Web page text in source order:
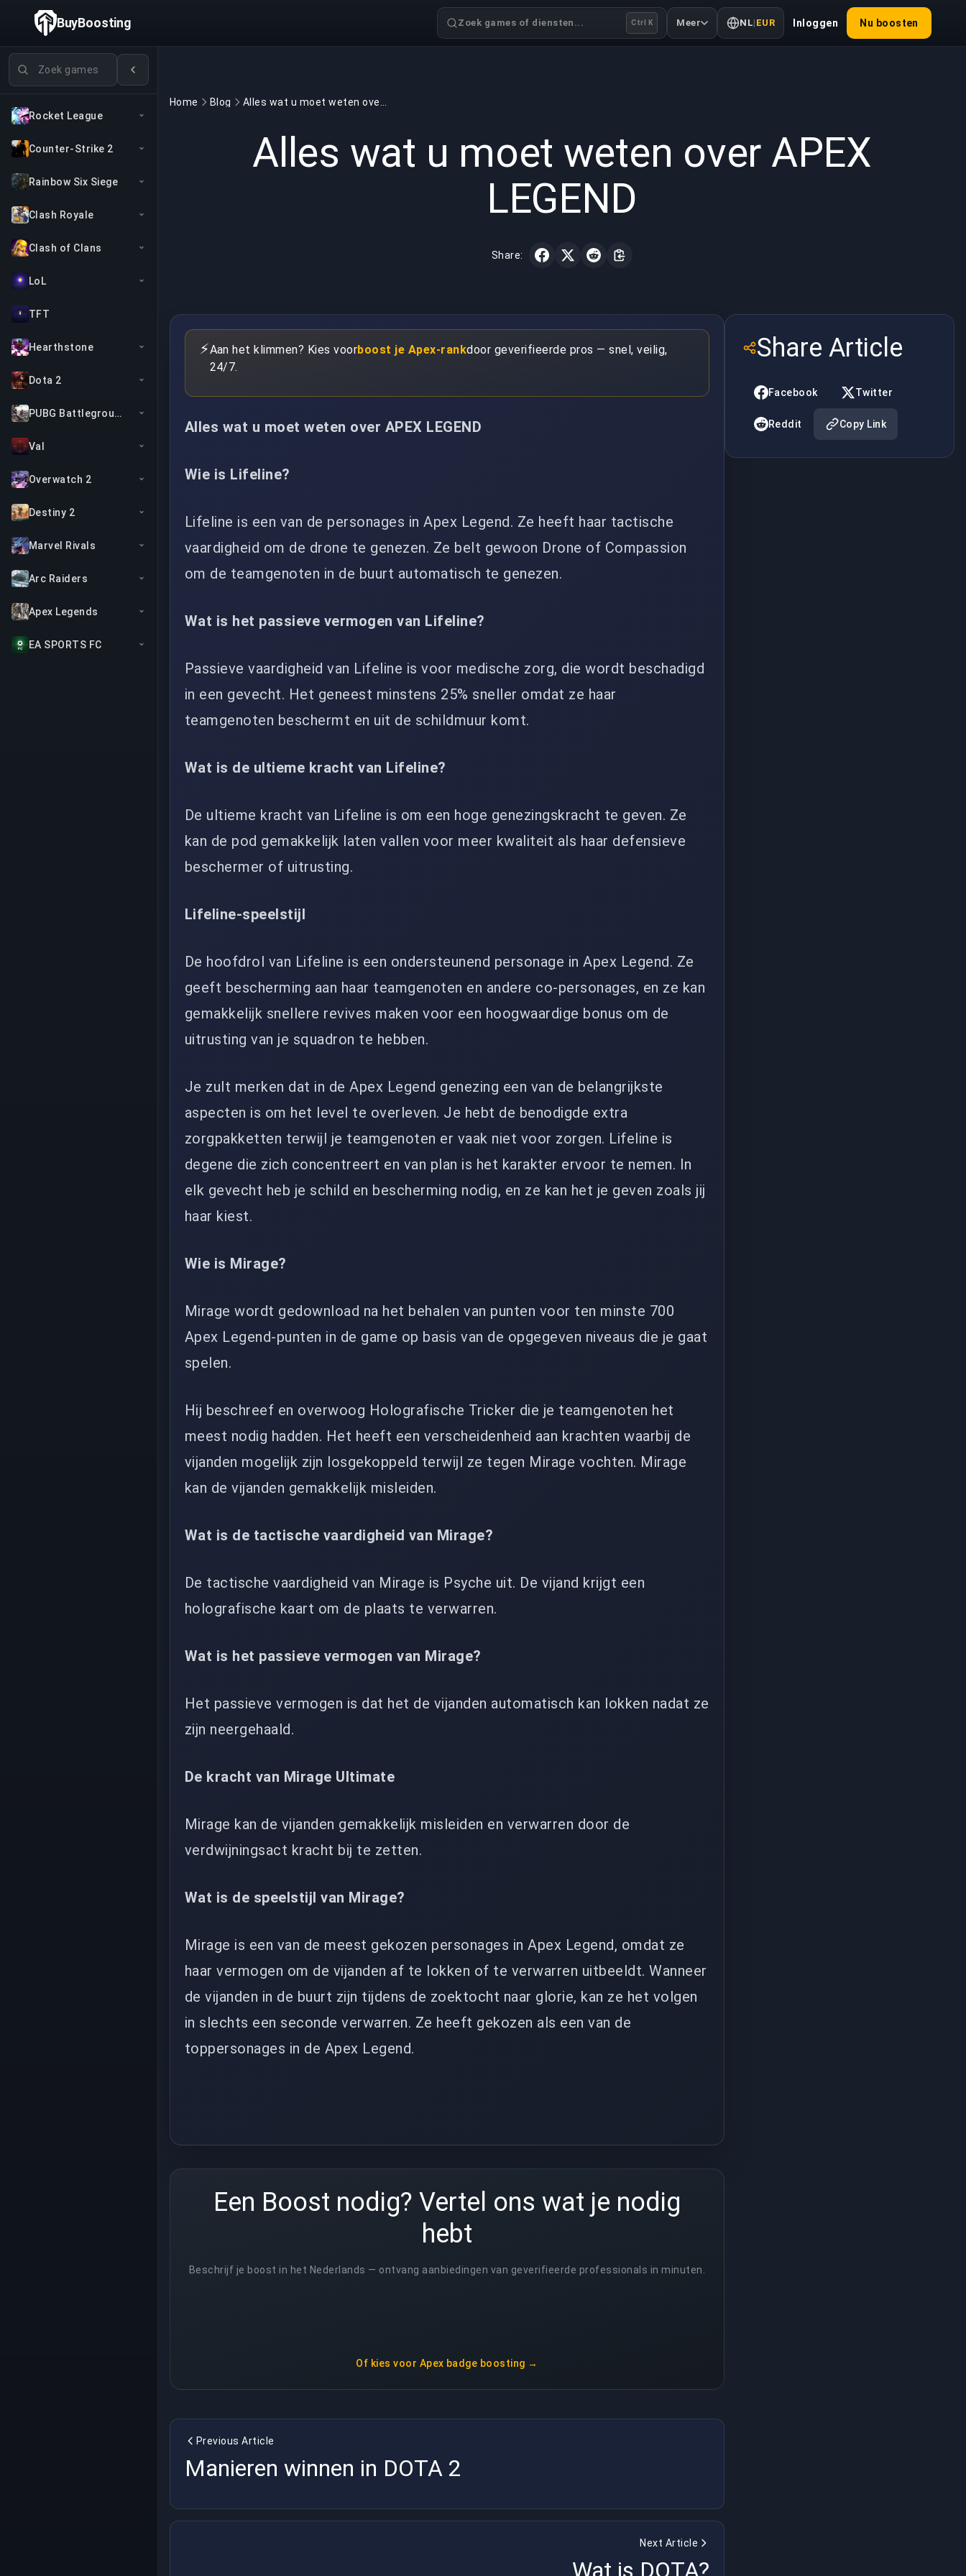
Games zoeken
Rocket League
Counter-Strike 2
Rainbow Six Siege
Clash Royale
Clash of Clans
LoL
TFT
Hearthstone
Dota 2
PUBG Battlegrounds
Val
Overwatch 2
Destiny 2
Marvel Rivals
Arc Raiders
Apex Legends
EA SPORTS FC
BuyBoosting Zoek games of diensten... Ctrl K Meer NL| EUR Inloggen Nu boosten
Home Blog
Alles wat u moet weten over APEX
LEGEND
Share:
⚡Aan het klimmen? Kies voorboost je Apex-rankdoor geverifieerde pros — snel, veilig,
24/7.
Alles wat u moet weten over APEX LEGEND
Wie is Lifeline?
Lifeline is een van de personages in Apex Legend. Ze heeft haar tactische
vaardigheid om de drone te genezen. Ze belt gewoon Drone of Compassion
om de teamgenoten in de buurt automatisch te genezen.
Wat is het passieve vermogen van Lifeline?
Passieve vaardigheid van Lifeline is voor medische zorg, die wordt beschadigd
in een gevecht. Het geneest minstens 25% sneller omdat ze haar
teamgenoten beschermt en uit de schildmuur komt.
Wat is de ultieme kracht van Lifeline?
De ultieme kracht van Lifeline is om een ​​hoge genezingskracht te geven. Ze
kan de pod gemakkelijk laten vallen voor meer kwaliteit als haar defensieve
beschermer of uitrusting.
Lifeline-speelstijl
De hoofdrol van Lifeline is een ondersteunend personage in Apex Legend. Ze
geeft bescherming aan haar teamgenoten en andere co-personages, en ze kan
gemakkelijk snellere revives maken voor een hoogwaardige bonus om de
uitrusting van je squadron te hebben.
Je zult merken dat in de Apex Legend genezing een van de belangrijkste
aspecten is om het level te overleven. Je hebt de benodigde extra
zorgpakketten terwijl je teamgenoten er vaak niet voor zorgen. Lifeline is
degene die zich concentreert en van plan is het karakter ervoor te nemen. In
elk gevecht heb je schild en bescherming nodig, en ze kan het je geven zoals jij
haar kiest.
Wie is Mirage?
Mirage wordt gedownload na het behalen van punten voor ten minste 700
Apex Legend-punten in de game op basis van de opgegeven niveaus die je gaat
spelen.
Hij beschreef en overwoog Holografische Tricker die je teamgenoten het
meest nodig hadden. Het heeft een verscheidenheid aan krachten waarbij de
vijanden mogelijk zijn losgekoppeld terwijl ze tegen Mirage vochten. Mirage
kan de vijanden gemakkelijk misleiden.
Wat is de tactische vaardigheid van Mirage?
De tactische vaardigheid van Mirage is Psyche uit. De vijand krijgt een
holografische kaart om de plaats te verwarren.
Wat is het passieve vermogen van Mirage?
Het passieve vermogen is dat het de vijanden automatisch kan lokken nadat ze
zijn neergehaald.
De kracht van Mirage Ultimate
Mirage kan de vijanden gemakkelijk misleiden en verwarren door de
verdwijningsact kracht bij te zetten.
Wat is de speelstijl van Mirage?
Mirage is een van de meest gekozen personages in Apex Legend, omdat ze
haar vermogen om de vijanden af ​​te lokken of te verwarren uitbeeldt. Wanneer
de vijanden in de buurt zijn tijdens de zoektocht naar glorie, kan ze het volgen
in slechts een seconde verwarren. Ze heeft gekozen als een van de
toppersonages in de Apex Legend.
Een Boost nodig? Vertel ons wat je nodig
hebt
Beschrijf je boost in het Nederlands — ontvang aanbiedingen van geverifieerde professionals in minuten.
Of kies voor Apex badge boosting →
Previous Article
Manieren winnen in DOTA 2
Next Article
Share Article
Facebook Twitter
Reddit Copy Link